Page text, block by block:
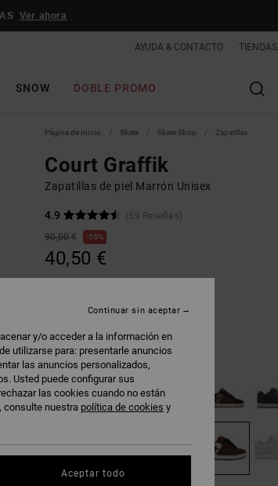
Ver ahora
AYUDA & CONTACTO TIENDAS
SNOW DOBLE PROMO
Página de inicio Skate Skate Shop Zapatillas
Court Graffik
Zapatillas de piel Marrón Unisex
4.9
(59 Reseñas)
90,00 €
55%
40,50 €
ColorBrown/white
y/o acceder a la información en
utilizarse para: presentarle anuncios
las anuncios personalizados,
Usted puede configurar sus
las cookies cuando no están
consulte nuestra política de cookies y
Continuar sin aceptar
Aceptar todo